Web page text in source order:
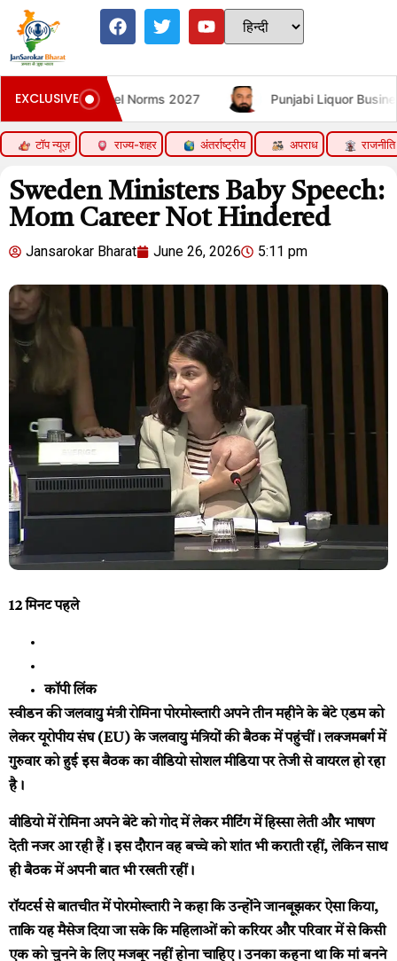
EXCLUSIVE
2027 Punjabi Liquor Businessman Sukhjit
टॉप न्यूज़ राज्य-शहर अंतर्राष्ट्रीय अपराध राजनीति
Sweden Ministers Baby Speech:
Mom Career Not Hindered
Jansarokar Bharat June 26, 2026 5:11 pm
12 मिनट पहले
कॉपी लिंक
स्वीडन की जलवायु मंत्री रोमिना पोरमोख्तारी अपने तीन महीने के बेटे एडम को
लेकर यूरोपीय संघ (EU) के जलवायु मंत्रियों की बैठक में पहुंचीं। लक्जमबर्ग में
गुरुवार को हुई इस बैठक का वीडियो सोशल मीडिया पर तेजी से वायरल हो रहा
है।
वीडियो में रोमिना अपने बेटे को गोद में लेकर मीटिंग में हिस्सा लेती और भाषण
देती नजर आ रही हैं। इस दौरान वह बच्चे को शांत भी कराती रहीं, लेकिन साथ
ही बैठक में अपनी बात भी रखती रहीं।
रॉयटर्स से बातचीत में पोरमोख्तारी ने कहा कि उन्होंने जानबूझकर ऐसा किया,
ताकि यह मैसेज दिया जा सके कि महिलाओं को करियर और परिवार में से किसी
एक को चुनने के लिए मजबूर नहीं होना चाहिए। उनका कहना था कि मां बनने